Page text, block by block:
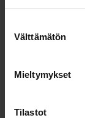
valinta
Välttämätön
Mieltymykset
Tilastot